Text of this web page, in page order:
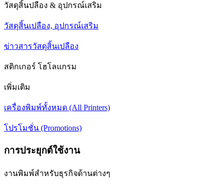
วัสดุสิ้นปลือง & อุปกรณ์เสริม
วัสดุสิ้นเปลือง, อุปกรณ์เสริม
ข่าวสารวัสดุสิ้นเปลือง
สติกเกอร์ โฮโลแกรม
เพิ่มเติม
เครื่องพิมพ์ทั้งหมด (All Printers)
โปรโมชั่น (Promotions)
การประยุกต์ใช้งาน
งานพิมพ์สำหรับธุรกิจด้านต่างๆ